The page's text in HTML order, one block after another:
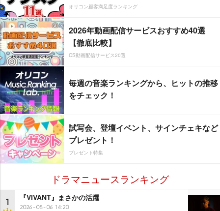
オリコン顧客満足度ランキング
2026年動画配信サービスおすすめ40選
【徹底比較】
CS動画配信サービス20選
毎週の音楽ランキングから、ヒットの推移
をチェック！
試写会、登壇イベント、サインチェキなど
プレゼント！
プレゼント特集
ドラマニュースランキング
1 『VIVANT』まさかの活躍
2026-08-06 14:20